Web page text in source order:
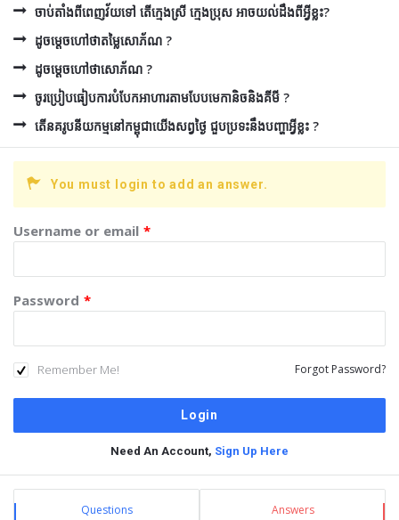
ចាប់តាំងពីពេញវ័យទៅ តើក្មេងស្រី ក្មេងប្រុស អាចយល់ដឹងពីអ្វីខ្លះ?
ដូចម្ដេចហៅថាតម្លៃសោភ័ណ ?
ដូចម្ដេចហៅថាសោភ័ណ ?
ចូរប្រៀបធៀបការបំបែកអាហារតាមបែបមេកានិចនិងគីមី ?
តើនគរូបនីយកម្មនៅកម្ពុជាយើងសព្វថ្ងៃ ជួបប្រទះនឹងបញ្ហាអ្វីខ្លះ ?
You must login to add an answer.
Username or email *
Password *
Remember Me! Forgot Password?
Need An Account, Sign Up Here
Sidebar
Stats Questions Answers